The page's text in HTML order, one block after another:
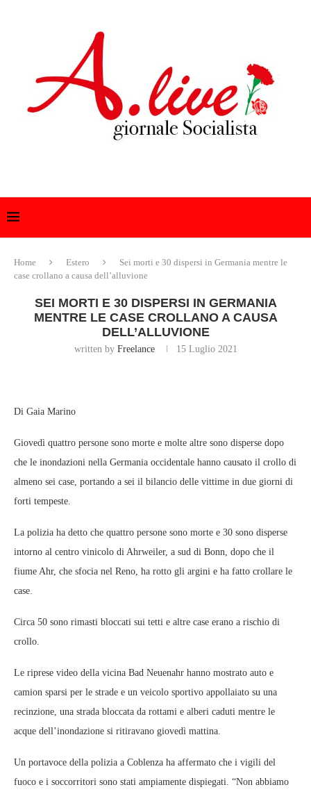
Home Estero
Sei morti e 30 dispersi in Germania mentre le
case crollano a causa dell’alluvione
SEI MORTI E 30 DISPERSI IN GERMANIA
MENTRE LE CASE CROLLANO A CAUSA
DELL’ALLUVIONE
written by Freelance 15 Luglio 2021
Di Gaia Marino
Giovedì quattro persone sono morte e molte altre sono disperse dopo
che le inondazioni nella Germania occidentale hanno causato il crollo di
almeno sei case, portando a sei il bilancio delle vittime in due giorni di
forti tempeste.
La polizia ha detto che quattro persone sono morte e 30 sono disperse
intorno al centro vinicolo di Ahrweiler, a sud di Bonn, dopo che il
fiume Ahr, che sfocia nel Reno, ha rotto gli argini e ha fatto crollare le
case.
Circa 50 sono rimasti bloccati sui tetti e altre case erano a rischio di
crollo.
Le riprese video della vicina Bad Neuenahr hanno mostrato auto e
camion sparsi per le strade e un veicolo sportivo appollaiato su una
recinzione, una strada bloccata da rottami e alberi caduti mentre le
acque dell’inondazione si ritiravano giovedì mattina.
Un portavoce della polizia a Coblenza ha affermato che i vigili del
fuoco e i soccorritori sono stati ampiamente dispiegati. “Non abbiamo